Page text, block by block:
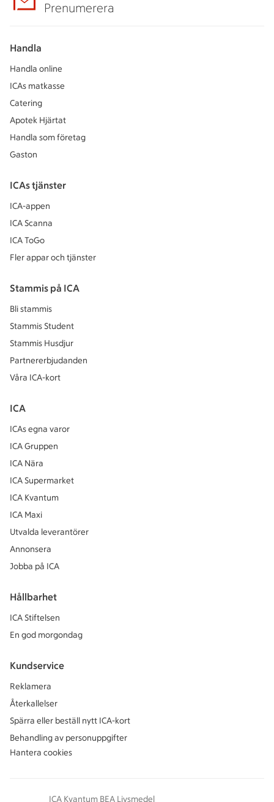
Prenumerera
Handla
Handla online
ICAs matkasse
Catering
Apotek Hjärtat
Handla som företag
Gaston
ICAs tjänster
ICA-appen
ICA Scanna
ICA ToGo
Fler appar och tjänster
Stammis på ICA
Bli stammis
Stammis Student
Stammis Husdjur
Partnererbjudanden
Våra ICA-kort
ICA
ICAs egna varor
ICA Gruppen
ICA Nära
ICA Supermarket
ICA Kvantum
ICA Maxi
Utvalda leverantörer
Annonsera
Jobba på ICA
Hållbarhet
ICA Stiftelsen
En god morgondag
Kundservice
Reklamera
Återkallelser
Spärra eller beställ nytt ICA-kort
Behandling av personuppgifter
Hantera cookies
ICA Kvantum BEA Livsmedel